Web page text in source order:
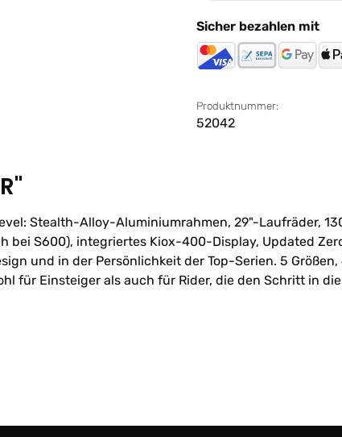
Sicher bezahlen mit
Produktnummer:
52042
Stealth-Alloy-Aluminiumrahmen, 29"-Laufräder,
S600), integriertes Kiox-400-Display, Updated
und in der Persönlichkeit der Top-Serien. 5
für Einsteiger als auch für Rider, die den Schritt in